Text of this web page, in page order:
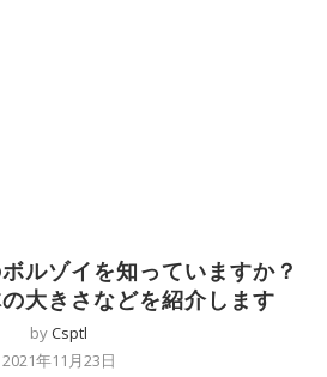
ルゾイを知っていますか？
大きさなどを紹介します
byCsptl
2021年11月23日